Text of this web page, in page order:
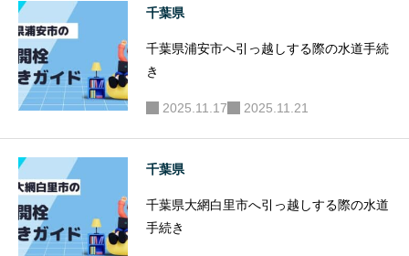
千葉県
千葉県浦安市へ引っ越しする際の水道手続
き
2025.11.17 2025.11.21
千葉県
千葉県大網白里市へ引っ越しする際の水道
手続き